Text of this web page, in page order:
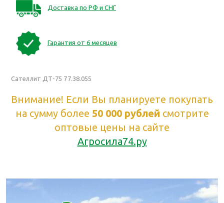
Доставка по РФ и СНГ
Гарантия от 6 месяцев
Сателлит ДТ-75 77.38.055
Внимание! Если Вы планируете покупать
на сумму более 50 000 рублей смотрите
оптовые цены на сайте
Агросила74.ру